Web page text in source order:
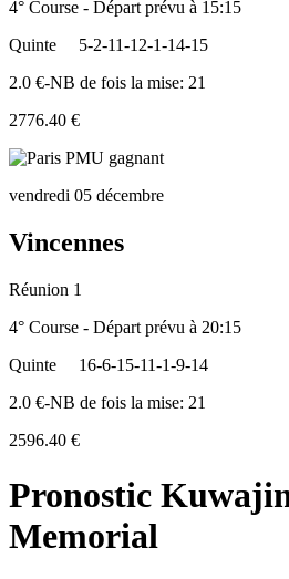
4° Course - Départ prévu à 15:15
Quinte
5-2-11-12-1-14-15
2.0 €-NB de fois la mise: 21
2776.40 €
vendredi 05 décembre
Vincennes
Réunion 1
4° Course - Départ prévu à 20:15
Quinte
16-6-15-11-1-9-14
2.0 €-NB de fois la mise: 21
2596.40 €
Pronostic
Memorial